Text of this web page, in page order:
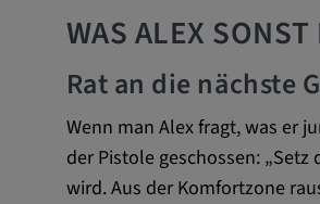
WAS ALEX
Rat an die nächste
Wenn man Alex fragt, was er
der Pistole geschossen:
wird. Aus der Komfortzone
Anbieter:
Zweck:
Diese
dienen